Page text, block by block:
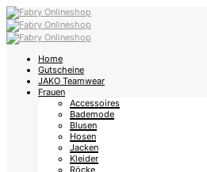
Home
Gutscheine
JAKO Teamwear
Frauen
Accessoires
Bademode
Blusen
Hosen
Jacken
Kleider
Röcke